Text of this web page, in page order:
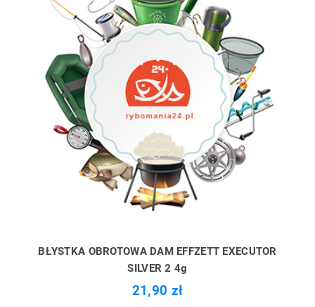
BŁYSTKA OBROTOWA DAM EFFZETT EXECUTOR
SILVER 2 4g
21,90 zł